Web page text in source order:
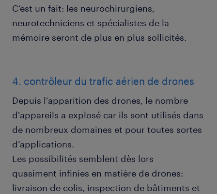
C’est un fait: les neurochirurgiens,
neurotechniciens et spécialistes de la
mémoire seront de plus en plus sollicités.
4. contrôleur du trafic aérien de drones
Depuis l'apparition des drones, le nombre
d'appareils a explosé car ils sont utilisés dans
de nombreux domaines et pour toutes sortes
d’applications.
Les possibilités semblent dès lors
quasiment infinies en matière de drones:
livraison de colis, inspection de bâtiments et